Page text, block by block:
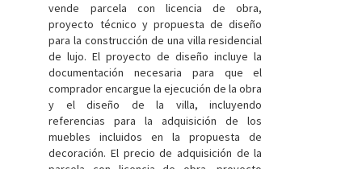
vende parcela con licencia de obra,
proyecto técnico y propuesta de diseño
para la construcción de una villa residencial
de lujo. El proyecto de diseño incluye la
documentación necesaria para que el
comprador encargue la ejecución de la obra
y el diseño de la villa, incluyendo
referencias para la adquisición de los
muebles incluidos en la propuesta de
decoración. El precio de adquisición de la